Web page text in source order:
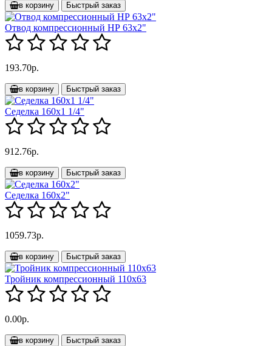
в корзину Быстрый заказ
Отвод компрессионный НР 63х2"
193.70р.
в корзину Быстрый заказ
Седелка 160х1 1/4"
912.76р.
в корзину Быстрый заказ
Седелка 160х2"
1059.73р.
в корзину Быстрый заказ
Тройник компрессионный 110х63
0.00р.
в корзину Быстрый заказ